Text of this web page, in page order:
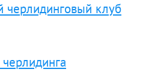
черлидинговый клуб